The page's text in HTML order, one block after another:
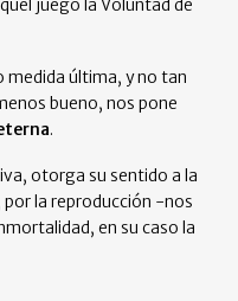
medida última, y no tan
bueno, nos pone
.
otorga su sentido a la
por la reproducción -nos
en su caso la